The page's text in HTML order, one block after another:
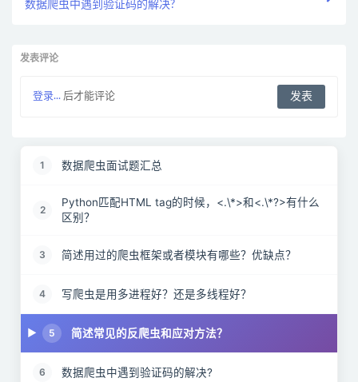
数据爬虫中遇到验证码的解决?
发表评论
登录... 后才能评论
1 数据爬虫面试题汇总
2
Python匹配HTML tag的时候，<.\*>和<.\*?>有什么
区别？
3 简述用过的爬虫框架或者模块有哪些？优缺点？
4 写爬虫是用多进程好？还是多线程好？
5 简述常见的反爬虫和应对方法？
6 数据爬虫中遇到验证码的解决?